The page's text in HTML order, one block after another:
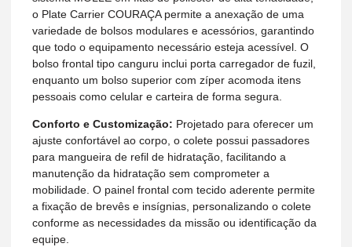
o Plate Carrier COURAÇA permite a anexação de uma
variedade de bolsos modulares e acessórios, garantindo
que todo o equipamento necessário esteja acessível. O
bolso frontal tipo canguru inclui porta carregador de fuzil,
enquanto um bolso superior com zíper acomoda itens
pessoais como celular e carteira de forma segura.
Conforto e Customização: Projetado para oferecer um
ajuste confortável ao corpo, o colete possui passadores
para mangueira de refil de hidratação, facilitando a
manutenção da hidratação sem comprometer a
mobilidade. O painel frontal com tecido aderente permite
a fixação de brevês e insígnias, personalizando o colete
conforme as necessidades da missão ou identificação da
equipe.